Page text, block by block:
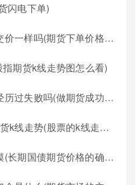
闪电下单)
样吗(期货下单价格哪个好?)
期货k线走势图怎么看)
期货成功的人都经历过失败吗为什么)
票的k线走势和期货k线走势一样吗)
期国债期货价格的确定)